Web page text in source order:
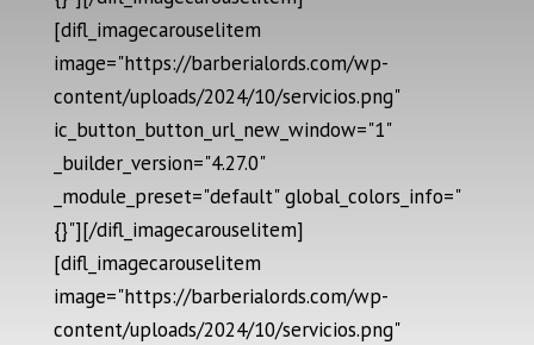
[difl_imagecarouselitem
image="https://barberialords.com/wp-
content/uploads/2024/10/servicios.png"
ic_button_button_url_new_window="1"
_builder_version="4.27.0"
_module_preset="default" global_colors_info="
{}"][/difl_imagecarouselitem]
[difl_imagecarouselitem
image="https://barberialords.com/wp-
content/uploads/2024/10/servicios.png"